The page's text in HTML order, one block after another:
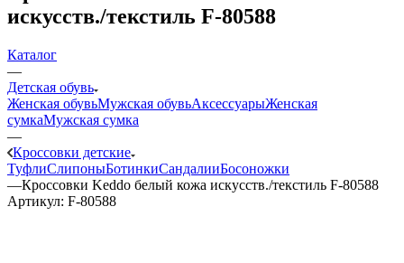
искусств./текстиль F-80588
Каталог
—
Детская обувь
Женская обувьМужская обувьАксессуарыЖенская
сумкаМужская сумка
—
Кроссовки детские
ТуфлиСлипоныБотинкиСандалииБосоножки
—Кроссовки Keddo белый кожа искусств./текстиль F-80588
Артикул: F-80588